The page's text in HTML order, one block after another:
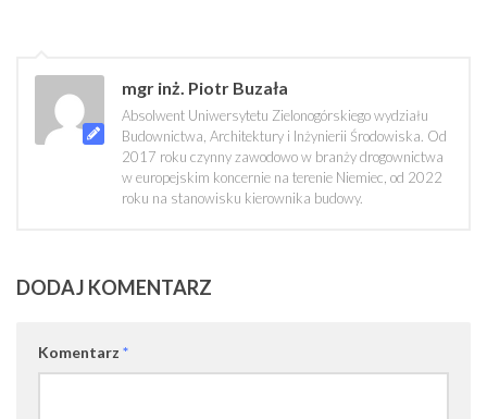
mgr inż. Piotr Buzała
Absolwent Uniwersytetu Zielonogórskiego wydziału
Budownictwa, Architektury i Inżynierii Środowiska. Od
2017 roku czynny zawodowo w branży drogownictwa
w europejskim koncernie na terenie Niemiec, od 2022
roku na stanowisku kierownika budowy.
DODAJ KOMENTARZ
Komentarz *